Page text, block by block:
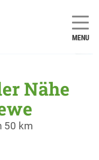
MENU
Nähe
50 km